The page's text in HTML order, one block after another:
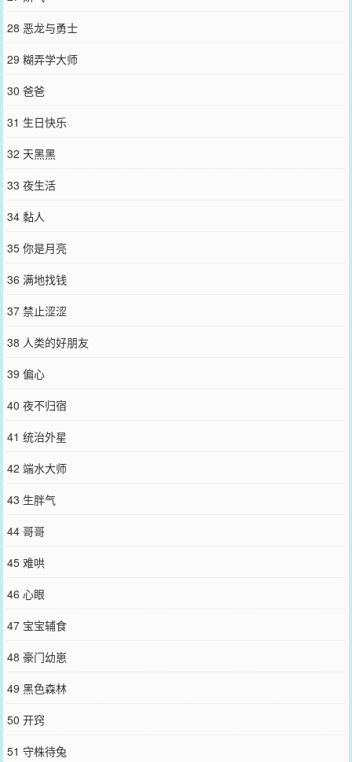
28 恶龙与勇士
29 糊弄学大师
30 爸爸
31 生日快乐
32 天黑黑
33 夜生活
34 黏人
35 你是月亮
36 满地找钱
37 禁止涩涩
38 人类的好朋友
39 偏心
40 夜不归宿
41 统治外星
42 端水大师
43 生胖气
44 哥哥
45 难哄
46 心眼
47 宝宝辅食
48 豪门幼崽
49 黑色森林
50 开窍
51 守株待兔